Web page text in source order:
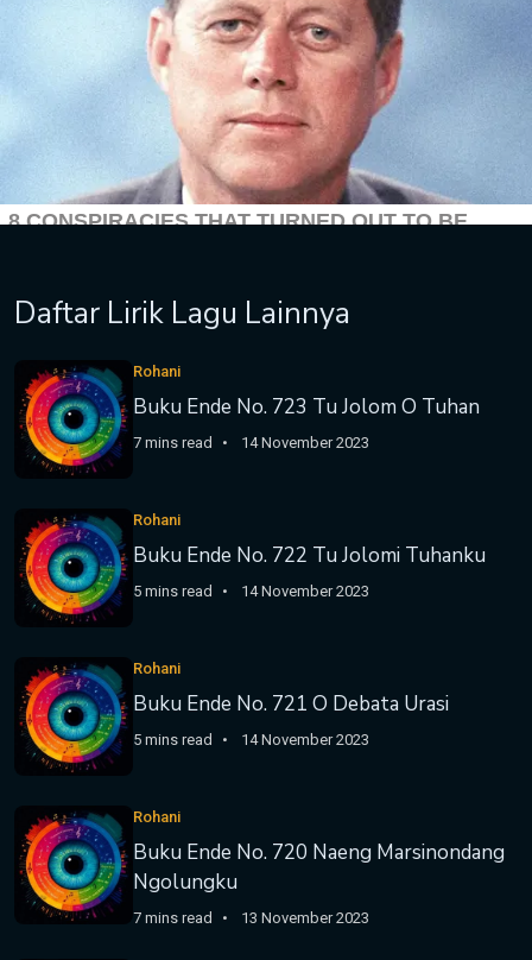
Daftar Lirik Lagu Lainnya
Rohani
Buku Ende No. 723 Tu Jolom O Tuhan
7 mins read 14 November 2023
Rohani
Buku Ende No. 722 Tu Jolomi Tuhanku
5 mins read 14 November 2023
Rohani
Buku Ende No. 721 O Debata Urasi
5 mins read 14 November 2023
Rohani
Buku Ende No. 720 Naeng Marsinondang
Ngolungku
7 mins read 13 November 2023